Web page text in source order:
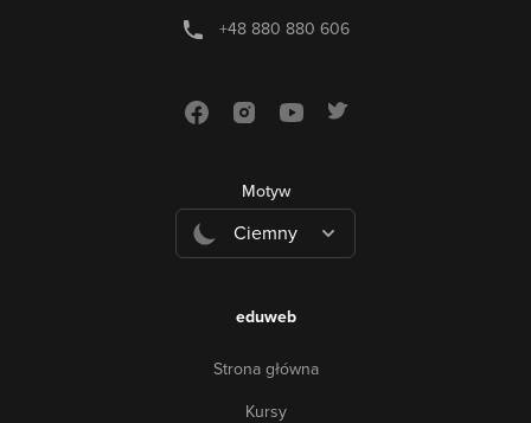
+48 880 880 606
Motyw
Ciemny
eduweb
Strona główna
Kursy